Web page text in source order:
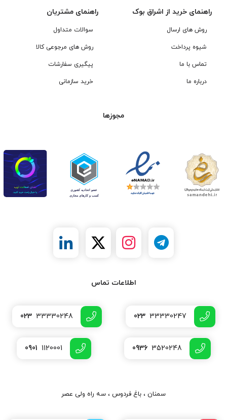
راهنمای خرید از اشراق بوک
روش های ارسال
شیوه پرداخت
تماس با ما
درباره ما
راهنمای مشتریان
سوالات متداول
روش های مرجوعی کالا
پیگیری سفارشات
خرید سازمانی
مجوزها
اطلاعات تماس
023 33330247
023 33330248
0936 3520248
0901 1120001
سمنان ، باغ فردوس ، سه راه ولی عصر